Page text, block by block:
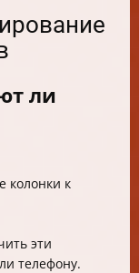
ли
колонки к
эти
телефону.